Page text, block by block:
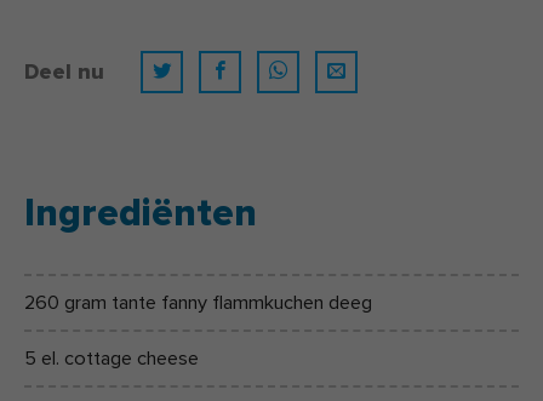
Deel nu
Ingrediënten
260 gram tante fanny flammkuchen deeg
5 el. cottage cheese